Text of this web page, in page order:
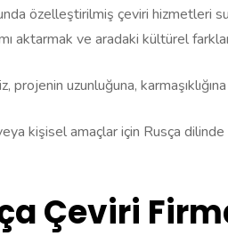
özelleştirilmiş çeviri hizmetleri
aktarmak ve aradaki kültürel
projenin uzunluğuna,
kişisel amaçlar için Rusça
Çeviri